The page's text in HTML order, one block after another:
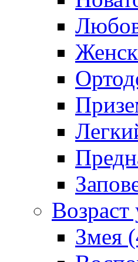
Возраст
Змея